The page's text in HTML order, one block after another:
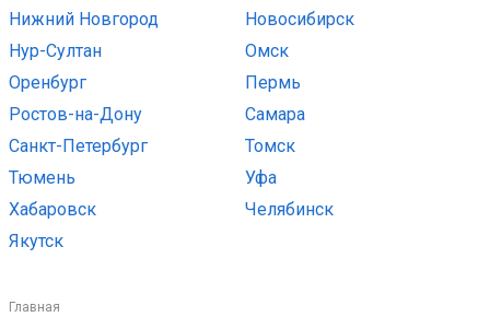
Нижний Новгород
Новосибирск
Нур-Султан
Омск
Оренбург
Пермь
Ростов-на-Дону
Самара
Санкт-Петербург
Томск
Тюмень
Уфа
Хабаровск
Челябинск
Якутск
Главная